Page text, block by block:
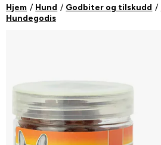
Hjem Hund Godbiter og tilskudd
Hundegodis